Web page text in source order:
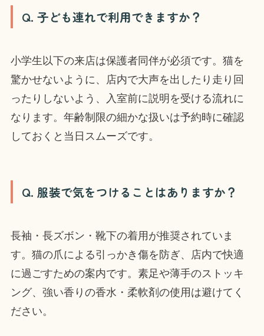
Q. 子ども連れで利用できますか？
小学生以下の来店は保護者同伴が必須です。猫を
驚かせないように、店内で大声を出したり走り回
ったりしないよう、入室前に説明を受ける流れに
なります。年齢制限の細かな扱いは予約時に確認
しておくと当日スムーズです。
Q. 服装で気をつけることはありますか？
長袖・長ズボン・靴下の着用が推奨されていま
す。猫の爪による引っかき傷を防ぎ、店内で快適
に過ごすための案内です。素足や薄手のストッキ
ング、強い香りの香水・柔軟剤の使用は避けてく
ださい。